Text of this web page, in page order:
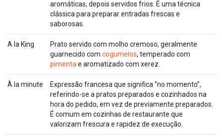
aromáticas, depois servidos frios. É uma técnica
clássica para preparar entradas frescas e
saborosas.
A la King
Prato servido com molho cremoso, geralmente
guarnecido com cogumelos, temperado com
pimenta e aromatizado com xerez.
À la minute
Expressão francesa que significa “no momento”,
referindo-se a pratos preparados e cozinhados na
hora do pedido, em vez de previamente preparados.
É comum em cozinhas de restaurante que
valorizam frescura e rapidez de execução.